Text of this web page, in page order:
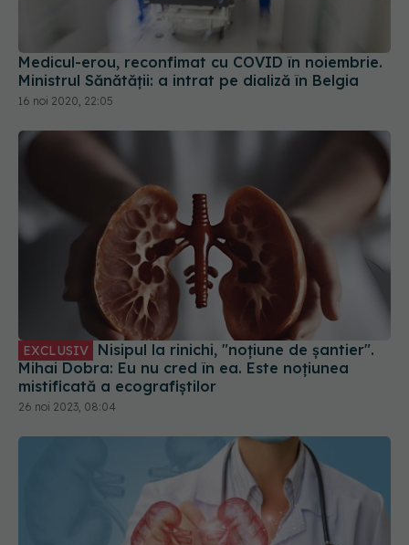
Medicul-erou, reconfimat cu COVID în noiembrie.
Ministrul Sănătății: a intrat pe dializă în Belgia
16 noi 2020, 22:05
EXCLUSIV
Mihai Dobra: Eu nu cred în ea. Este noțiunea
mistificată a ecografiștilor
26 noi 2023, 08:04